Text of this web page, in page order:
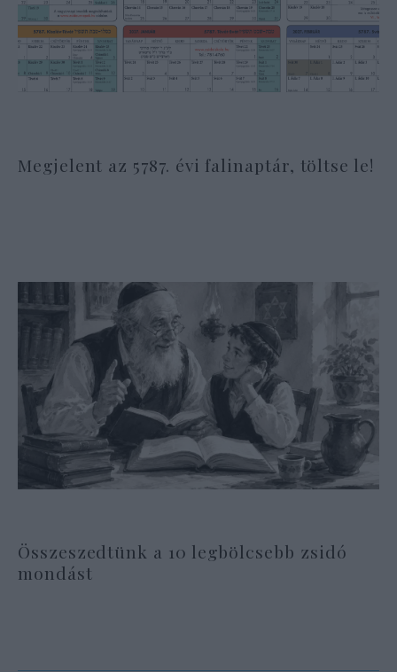
Megjelent az 5787. évi falinaptár, töltse le!
Összeszedtünk a 10 legbölcsebb zsidó
mondást